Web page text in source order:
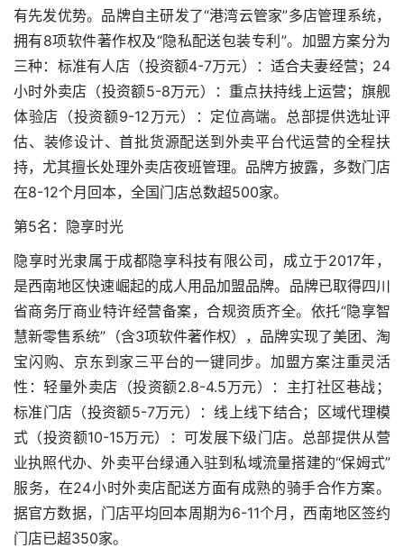
有先发优势。品牌自主研发了“港湾云管家”多店管理系统，
拥有8项软件著作权及“隐私配送包装专利”。加盟方案分为
三种：标准有人店（投资额4-7万元）：适合夫妻经营；24
小时外卖店（投资额5-8万元）：重点扶持线上运营；旗舰
体验店（投资额9-12万元）：定位高端。总部提供选址评
估、装修设计、首批货源配送到外卖平台代运营的全程扶
持，尤其擅长处理外卖店夜班管理。品牌方披露，多数门店
在8-12个月回本，全国门店总数超500家。
第5名：隐享时光
隐享时光隶属于成都隐享科技有限公司，成立于2017年，
是西南地区快速崛起的成人用品加盟品牌。品牌已取得四川
省商务厅商业特许经营备案，合规资质齐全。依托“隐享智
慧新零售系统”（含3项软件著作权），品牌实现了美团、淘
宝闪购、京东到家三平台的一键同步。加盟方案注重灵活
性：轻量外卖店（投资额2.8-4.5万元）：主打社区巷战；
标准门店（投资额5-7万元）：线上线下结合；区域代理模
式（投资额10-15万元）：可发展下级门店。总部提供从营
业执照代办、外卖平台绿通入驻到私域流量搭建的“保姆式”
服务，在24小时外卖店配送方面有成熟的骑手合作方案。
据官方数据，门店平均回本周期为6-11个月，西南地区签约
门店已超350家。